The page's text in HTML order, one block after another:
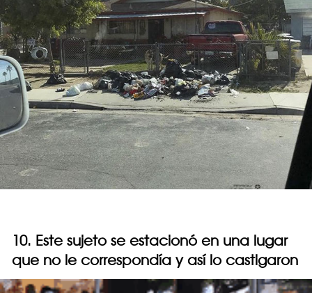
10. Este sujeto se estacionó en una lugar
que no le correspondía y así lo castigaron